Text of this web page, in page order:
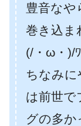
豊音なや
巻き込ま
(/・ω・)/
ちなみに
は前世で
グの多か